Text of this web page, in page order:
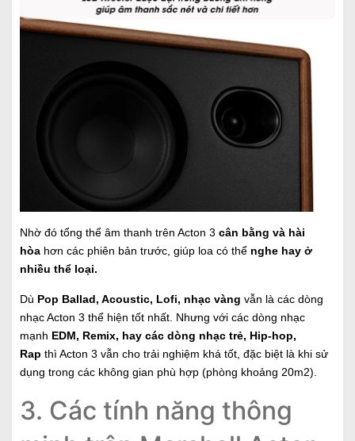
Nhờ đó tổng thể âm thanh trên Acton 3 cân bằng và hài
hòa hơn các phiên bản trước, giúp loa có thể nghe hay ở
nhiều thể loại.
Dù Pop Ballad, Acoustic, Lofi, nhạc vàng vẫn là các dòng
nhạc Acton 3 thể hiện tốt nhất. Nhưng với các dòng nhạc
mạnh EDM, Remix, hay các dòng nhạc trẻ, Hip-hop,
Rap thì Acton 3 vẫn cho trải nghiệm khá tốt, đặc biệt là khi sử
dụng trong các không gian phù hợp (phòng khoảng 20m2).
3. Các tính năng thông